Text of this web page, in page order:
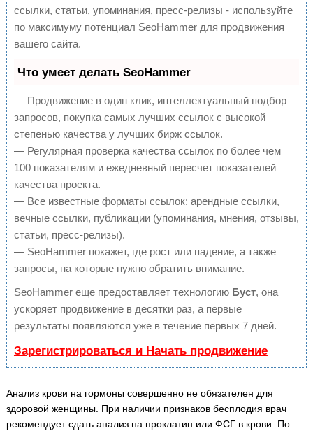
ссылки, статьи, упоминания, пресс-релизы - используйте
по максимуму потенциал SeoHammer для продвижения
вашего сайта.
Что умеет делать SeoHammer
— Продвижение в один клик, интеллектуальный подбор
запросов, покупка самых лучших ссылок с высокой
степенью качества у лучших бирж ссылок.
— Регулярная проверка качества ссылок по более чем
100 показателям и ежедневный пересчет показателей
качества проекта.
— Все известные форматы ссылок: арендные ссылки,
вечные ссылки, публикации (упоминания, мнения, отзывы,
статьи, пресс-релизы).
— SeoHammer покажет, где рост или падение, а также
запросы, на которые нужно обратить внимание.
SeoHammer еще предоставляет технологию Буст, она
ускоряет продвижение в десятки раз, а первые
результаты появляются уже в течение первых 7 дней.
Зарегистрироваться и Начать продвижение
Анализ крови на гормоны совершенно не обязателен для
здоровой женщины. При наличии признаков бесплодия врач
рекомендует сдать анализ на проклатин или ФСГ в крови. По